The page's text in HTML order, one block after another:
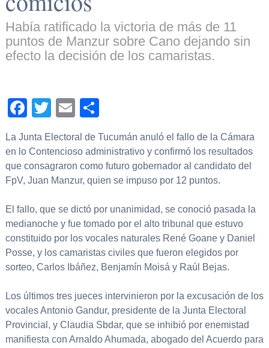
Había ratificado la victoria de más de 11
puntos de Manzur sobre Cano dejando sin
efecto la decisión de los camaristas.
Facebook
TwitterEmail
La Junta Electoral de Tucumán anuló el fallo de la Cámara
en lo Contencioso administrativo y confirmó los resultados
que consagraron como futuro gobernador al candidato del
FpV, Juan Manzur, quien se impuso por 12 puntos.
El fallo, que se dictó por unanimidad, se conoció pasada la
medianoche y fue tomado por el alto tribunal que estuvo
constituido por los vocales naturales René Goane y Daniel
Posse, y los camaristas civiles que fueron elegidos por
sorteo, Carlos Ibáñez, Benjamín Moisá y Raúl Bejas.
Los últimos tres jueces intervinieron por la excusación de los
vocales Antonio Gandur, presidente de la Junta Electoral
Provincial, y Claudia Sbdar, que se inhibió por enemistad
manifiesta con Arnaldo Ahumada, abogado del Acuerdo para